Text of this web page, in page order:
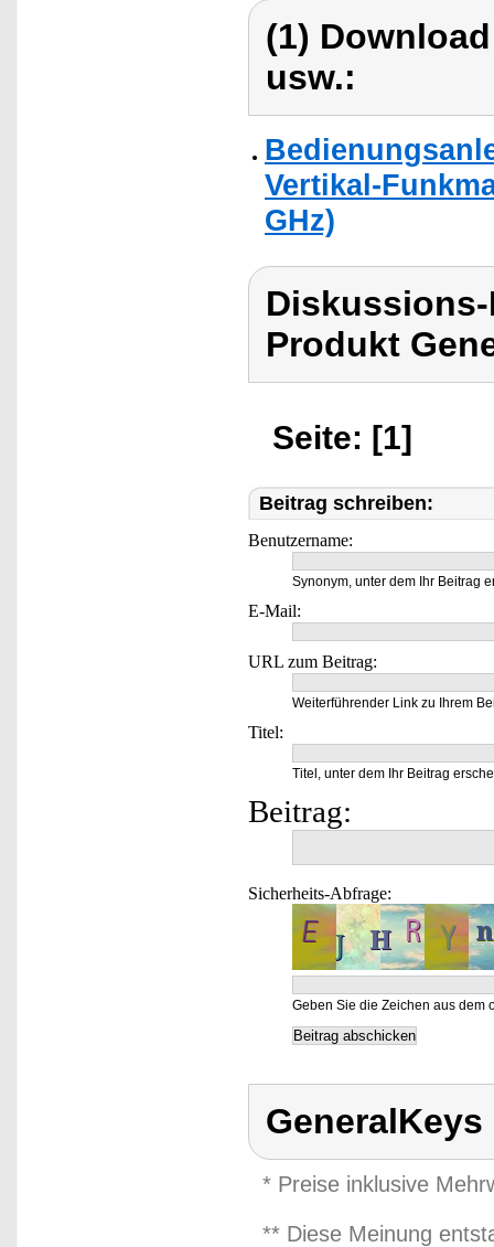
(1)
usw.:
Vertikal-
GHz)
Produkt
Seite: [1]
Beitrag schreiben:
Benutzername:
Synonym, unter dem Ihr Beitrag
E-Mail:
URL zum Beitrag:
Weiterführender Link zu Ihrem
Titel:
Titel, unter dem Ihr Beitrag
Beitrag:
Sicherheits-Abfrage:
Geben Sie die Zeichen aus dem
GeneralKeys
* Preise inklusive
** Diese Meinung